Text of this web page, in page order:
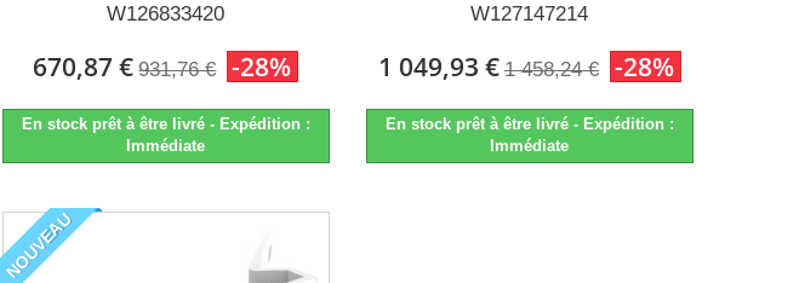
W126833420
670,87 € 931,76 € -28%
En stock prêt à être livré - Expédition :
Immédiate
W127147214
1 049,93 € 1 458,24 € -28%
En stock prêt à être livré - Expédition :
Immédiate
NOUVEAU